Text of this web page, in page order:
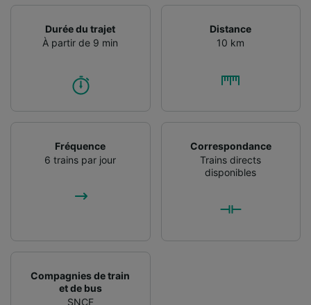
Durée du trajet
À partir de 9 min
Distance
10 km
Fréquence
6 trains par jour
Correspondance
Trains directs
disponibles
Compagnies de train
et de bus
SNCF